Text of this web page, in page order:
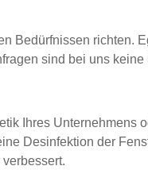
Bedürfnissen richten.
sind bei uns keine
Ihres Unternehmens
Desinfektion der